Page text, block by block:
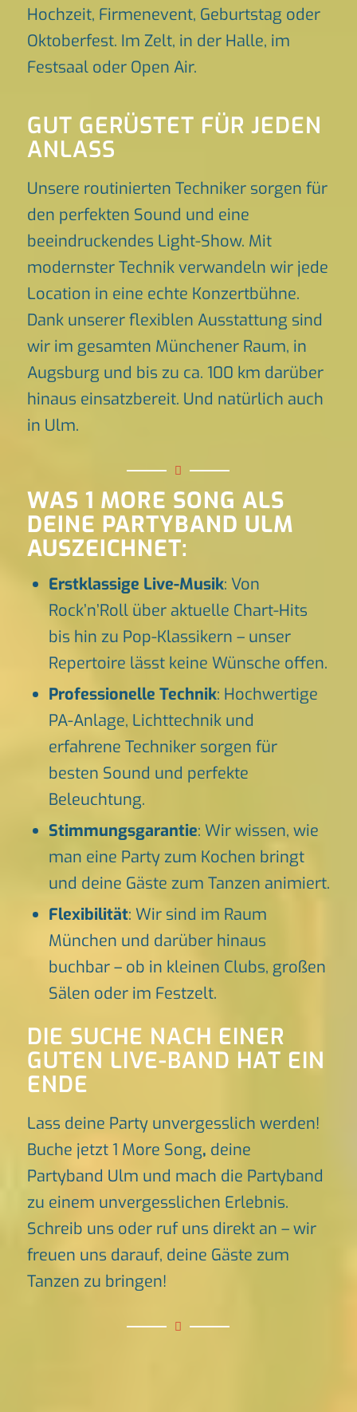
Hochzeit, Firmenevent, Geburtstag oder
Oktoberfest. Im Zelt, in der Halle, im
Festsaal oder Open Air.
GUT GERÜSTET FÜR JEDEN
ANLASS
Unsere routinierten Techniker sorgen für
den perfekten Sound und eine
beeindruckendes Light-Show. Mit
modernster Technik verwandeln wir jede
Location in eine echte Konzertbühne.
Dank unserer flexiblen Ausstattung sind
wir im gesamten Münchener Raum, in
Augsburg und bis zu ca. 100 km darüber
hinaus einsatzbereit. Und natürlich auch
in Ulm.
WAS 1 MORE SONG ALS
DEINE PARTYBAND ULM
AUSZEICHNET:
Erstklassige Live-Musik: Von
Rock’n’Roll über aktuelle Chart-Hits
bis hin zu Pop-Klassikern – unser
Repertoire lässt keine Wünsche offen.
Professionelle Technik: Hochwertige
PA-Anlage, Lichttechnik und
erfahrene Techniker sorgen für
besten Sound und perfekte
Beleuchtung.
Stimmungsgarantie: Wir wissen, wie
man eine Party zum Kochen bringt
und deine Gäste zum Tanzen animiert.
Flexibilität: Wir sind im Raum
München und darüber hinaus
buchbar – ob in kleinen Clubs, großen
Sälen oder im Festzelt.
DIE SUCHE NACH EINER
GUTEN LIVE-BAND HAT EIN
ENDE
Lass deine Party unvergesslich werden!
Buche jetzt 1 More Song, deine
Partyband Ulm und mach die Partyband
zu einem unvergesslichen Erlebnis.
Schreib uns oder ruf uns direkt an – wir
freuen uns darauf, deine Gäste zum
Tanzen zu bringen!